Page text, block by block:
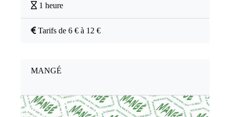
1 heure
Tarifs de 6 € à 12 €
MANGÉ